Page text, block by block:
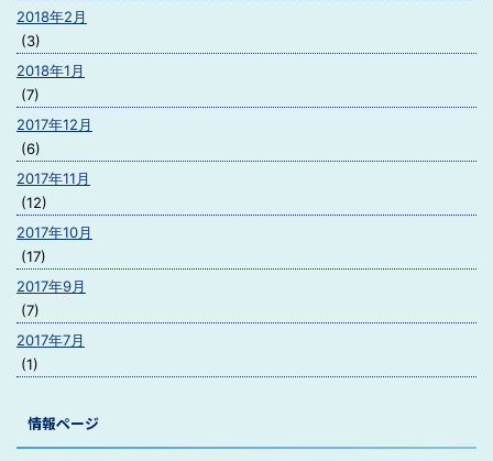
2018年2月
(3)
2018年1月
(7)
2017年12月
(6)
2017年11月
(12)
2017年10月
(17)
2017年9月
(7)
2017年7月
(1)
情報ページ